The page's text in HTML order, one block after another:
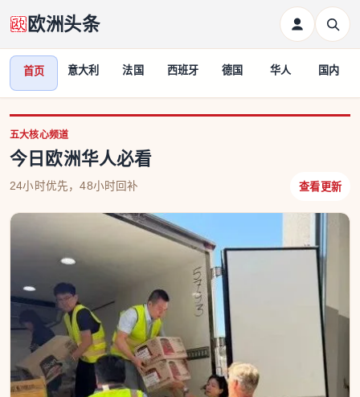
欧洲头条
首页 意大利 法国 西班牙 德国 华人 国内
欧洲头条-新欧洲新闻网
五大核心频道
今日欧洲华人必看
24小时优先，48小时回补 查看更新